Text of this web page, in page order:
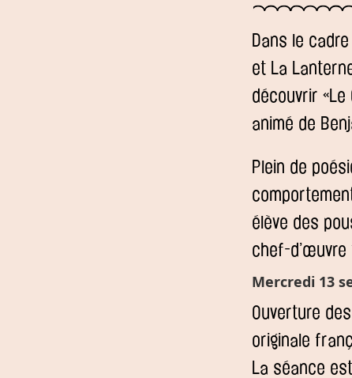
Dans le cadre
et La
découvrir
animé de
Plein de
élève des
chef-d’œuvre
Mercredi 13
Ouverture
originale
La séance